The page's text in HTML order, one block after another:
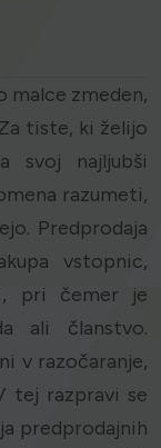
malce zmeden,
tiste, ki želijo
svoj najljubši
razumeti,
Predprodaja
vstopnic,
pri čemer je
ali članstvo.
v razočaranje,
tej razpravi se
predprodajnih